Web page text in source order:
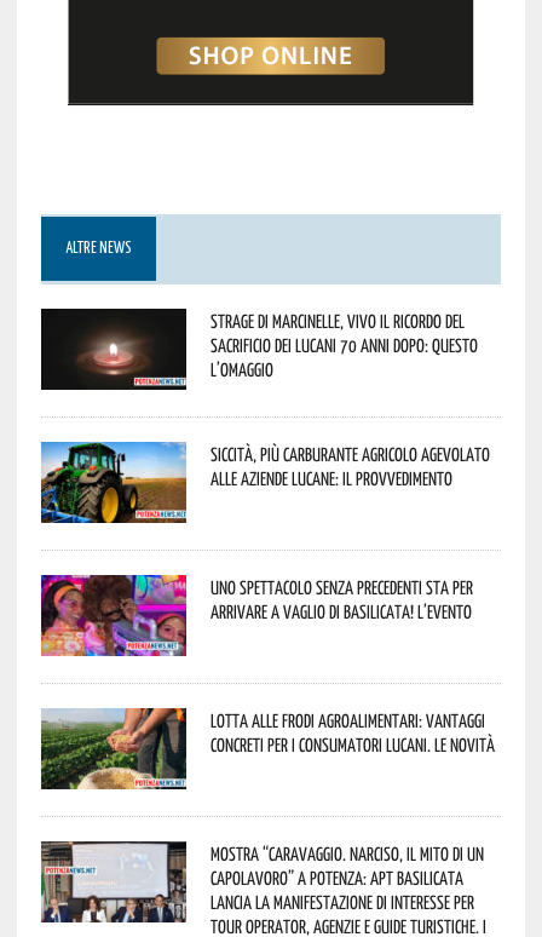
ALTRE NEWS
Strage di Marcinelle, vivo il ricordo del
sacrificio dei lucani 70 anni dopo: questo
l’omaggio
Siccità, più carburante agricolo agevolato
alle aziende lucane: il provvedimento
Uno spettacolo senza precedenti sta per
arrivare a Vaglio di Basilicata! L’evento
Lotta alle frodi agroalimentari: vantaggi
concreti per i consumatori lucani. Le novità
Mostra “Caravaggio. Narciso, il mito di un
capolavoro” a Potenza: APT Basilicata
lancia la manifestazione di interesse per
Tour Operator, Agenzie e Guide Turistiche. I